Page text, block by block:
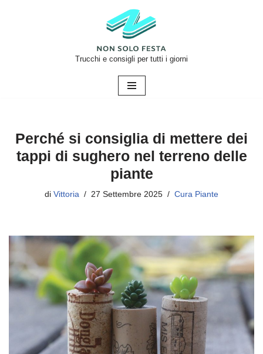
Trucchi e consigli per tutti i giorni
Perché si consiglia di mettere dei
tappi di sughero nel terreno delle
piante
di Vittoria 27 Settembre 2025 Cura Piante